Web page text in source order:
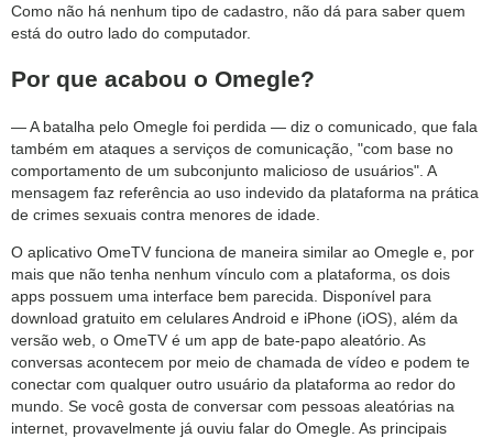
Como não há nenhum tipo de cadastro, não dá para saber quem
está do outro lado do computador.
Por que acabou o Omegle?
— A batalha pelo Omegle foi perdida — diz o comunicado, que fala
também em ataques a serviços de comunicação, "com base no
comportamento de um subconjunto malicioso de usuários". A
mensagem faz referência ao uso indevido da plataforma na prática
de crimes sexuais contra menores de idade.
O aplicativo OmeTV funciona de maneira similar ao Omegle e, por
mais que não tenha nenhum vínculo com a plataforma, os dois
apps possuem uma interface bem parecida. Disponível para
download gratuito em celulares Android e iPhone (iOS), além da
versão web, o OmeTV é um app de bate-papo aleatório. As
conversas acontecem por meio de chamada de vídeo e podem te
conectar com qualquer outro usuário da plataforma ao redor do
mundo. Se você gosta de conversar com pessoas aleatórias na
internet, provavelmente já ouviu falar do Omegle. As principais